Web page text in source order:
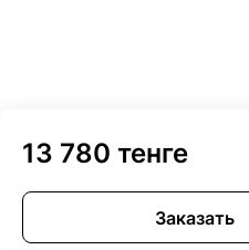
13 780 тенге
Заказать